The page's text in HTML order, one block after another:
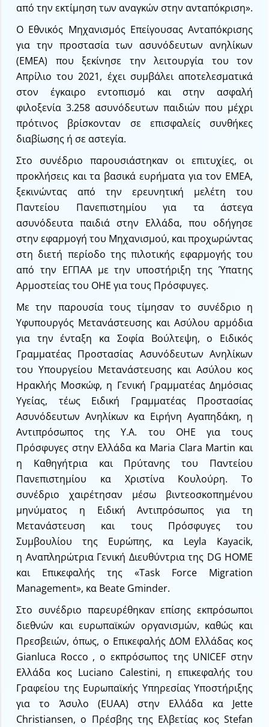
από την εκτίμηση των αναγκών στην ανταπόκριση».
Ο Εθνικός Μηχανισμός Επείγουσας Ανταπόκρισης
για την προστασία των ασυνόδευτων ανηλίκων
(ΕΜΕΑ) που ξεκίνησε την λειτουργία του τον
Απρίλιο του 2021, έχει συμβάλει αποτελεσματικά
στον έγκαιρο εντοπισμό και στην ασφαλή
φιλοξενία 3.258 ασυνόδευτων παιδιών που μέχρι
πρότινος βρίσκονταν σε επισφαλείς συνθήκες
διαβίωσης ή σε αστεγία.
Στο συνέδριο παρουσιάστηκαν οι επιτυχίες, οι
προκλήσεις και τα βασικά ευρήματα για τον ΕΜΕΑ,
ξεκινώντας από την ερευνητική μελέτη του
Παντείου Πανεπιστημίου για τα άστεγα
ασυνόδευτα παιδιά στην Ελλάδα, που οδήγησε
στην εφαρμογή του Μηχανισμού, και προχωρώντας
στη διετή περίοδο της πιλοτικής εφαρμογής του
από την ΕΓΠΑΑ με την υποστήριξη της Ύπατης
Αρμοστείας του ΟΗΕ για τους Πρόσφυγες.
Με την παρουσία τους τίμησαν το συνέδριο η
Υφυπουργός Μετανάστευσης και Ασύλου αρμόδια
για την ένταξη κα Σοφία Βούλτεψη, o Ειδικός
Γραμματέας Προστασίας Ασυνόδευτων Ανηλίκων
του Υπουργείου Μετανάστευσης και Ασύλου κος
Ηρακλής Μοσκώφ, η Γενική Γραμματέας Δημόσιας
Υγείας, τέως Ειδική Γραμματέας Προστασίας
Ασυνόδευτων Ανηλίκων κα Ειρήνη Αγαπηδάκη, η
Αντιπρόσωπος της Υ.Α. του ΟΗΕ για τους
Πρόσφυγες στην Ελλάδα κα Maria Clara Martin και
η Καθηγήτρια και Πρύτανης του Παντείου
Πανεπιστημίου κα Χριστίνα Κουλούρη. Το
συνέδριο χαιρέτησαν μέσω βιντεοσκοπημένου
μηνύματος η Ειδική Αντιπρόσωπος για τη
Μετανάστευση και τους Πρόσφυγες του
Συμβουλίου της Ευρώπης, κα Leyla Kayacik,
η Αναπληρώτρια Γενική Διευθύντρια της DG HOME
και Επικεφαλής της «Task Force Migration
Management», κα Beate Gminder.
Στο συνέδριο παρευρέθηκαν επίσης εκπρόσωποι
διεθνών και ευρωπαϊκών οργανισμών, καθώς και
Πρεσβειών, όπως, ο Επικεφαλής ΔΟΜ Ελλάδας κος
Gianluca Rocco , ο εκπρόσωπος της UNICEF στην
Ελλάδα κος Luciano Calestini, η επικεφαλής του
Γραφείου της Ευρωπαϊκής Υπηρεσίας Υποστήριξης
για το Άσυλο (EUAA) στην Ελλάδα κα Jette
Christiansen, ο Πρέσβης της Ελβετίας κος Stefan